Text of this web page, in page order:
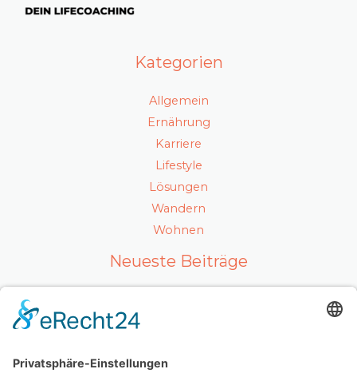
Kategorien
Allgemein
Ernährung
Karriere
Lifestyle
Lösungen
Wandern
Wohnen
Neueste Beiträge
Luxuriöses Haarvolumen ohne Kompromisse – so
Mit Ausstrahlung und Selbstvertrauen überzeugen